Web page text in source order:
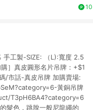
鎖骨
工製-SIZE: （L):寬度 2.5
］真皮圓形名片吊牌：+$1
/市話-真皮吊牌 加購賣場:
黃銅吊牌
T3pH6BA4?category=6
髮色，跳脫一般尼龍繩的